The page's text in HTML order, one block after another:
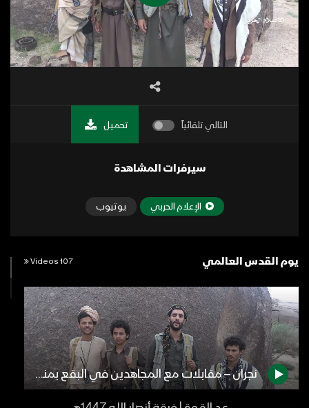
التالي تلقائياً تحميل
سيرفرات المشاهدة
الإعلام الحربي يوتيوب
يوم القدس العالمي 107 Videos
نجران – مقابلات مع المجاهدين في البقع بمناسبة يوم القدس العالمي